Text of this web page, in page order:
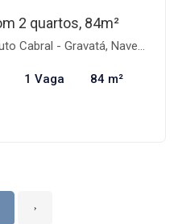
2 quartos, 84m²
- Gravatá, Navegantes-SC
1 Vaga 84 m²
›